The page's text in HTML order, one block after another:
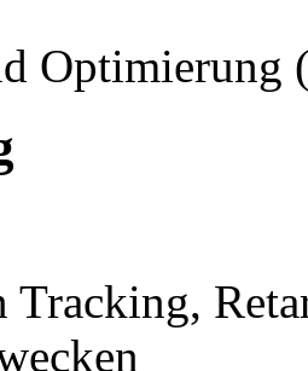
Optimierung
Tracking,